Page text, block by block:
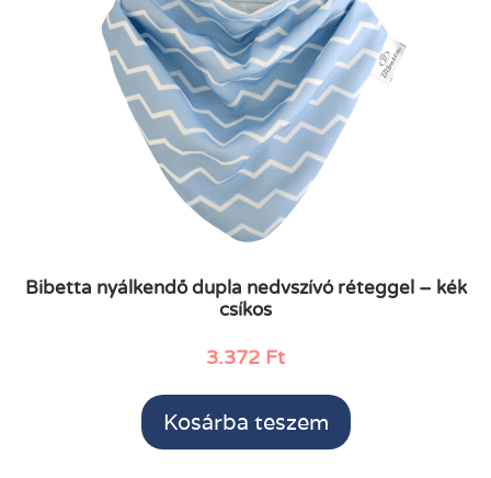
Bibetta nyálkendő dupla nedvszívó réteggel – kék
csíkos
3.372 Ft
Kosárba teszem